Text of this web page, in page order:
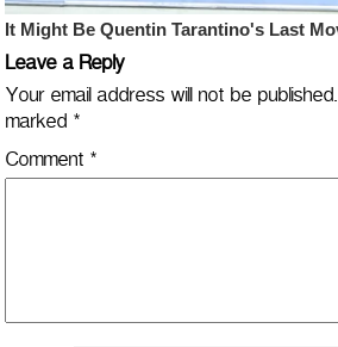
Leave a Reply
Your email address will not be published.
marked *
Comment *